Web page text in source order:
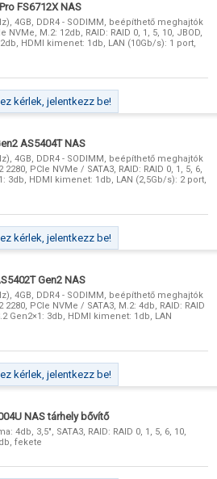
FS6712X NAS
4GB, DDR4 - SODIMM, beépíthető meghajtók
NVMe, M.2: 12db, RAID: RAID 0, 1, 5, 10, JBOD,
2db, HDMI kimenet: 1db, LAN (10Gb/s): 1 port,
kérlek, jelentkezz be!
AS5404T NAS
4GB, DDR4 - SODIMM, beépíthető meghajtók
PCIe NVMe / SATA3, RAID: RAID 0, 1, 5, 6,
3db, HDMI kimenet: 1db, LAN (2,5Gb/s): 2 port,
kérlek, jelentkezz be!
Gen2 NAS
4GB, DDR4 - SODIMM, beépíthető meghajtók
PCIe NVMe / SATA3, M.2: 4db, RAID: RAID
Gen2×1: 3db, HDMI kimenet: 1db, LAN
kérlek, jelentkezz be!
NAS tárhely bővítő
4db, 3,5", SATA3, RAID: RAID 0, 1, 5, 6, 10,
fekete